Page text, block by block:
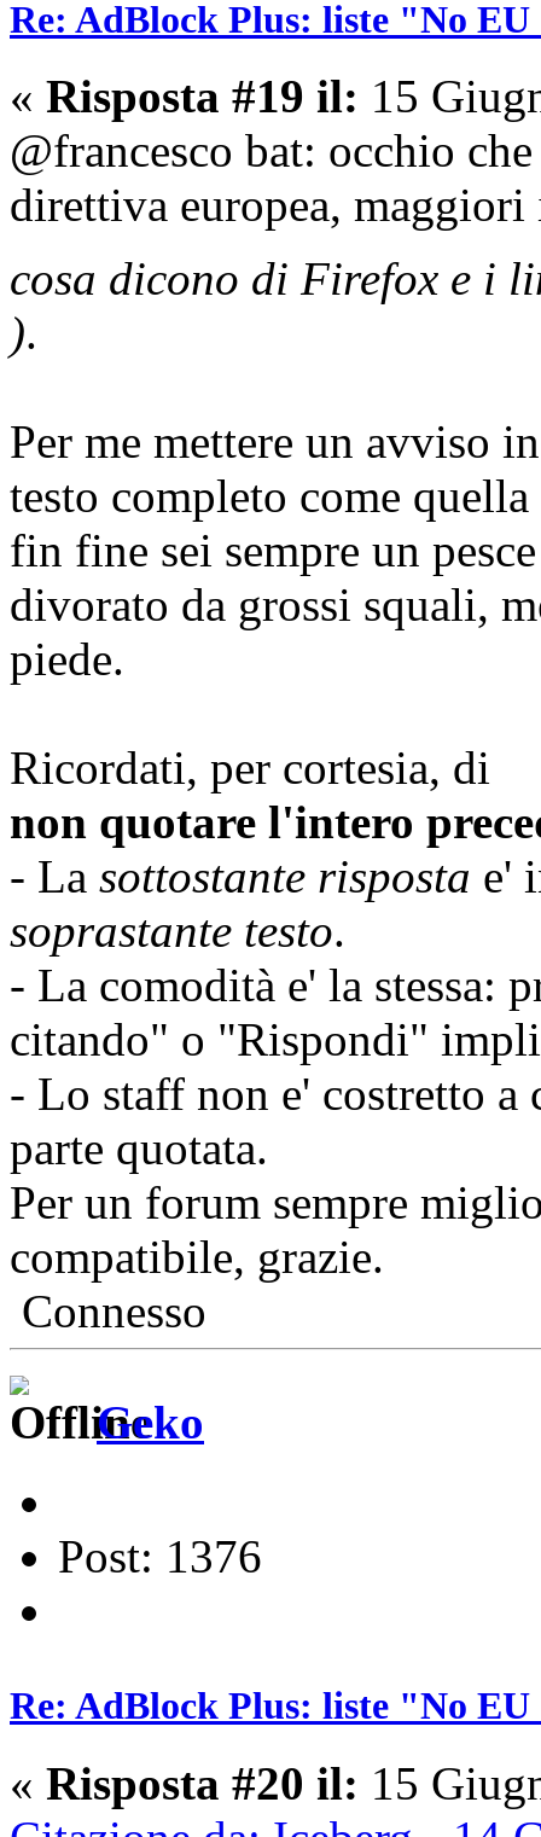
Re: AdBlock Plus: liste "No
« Risposta #19 il: 15
@francesco bat: occhio
direttiva europea,
cosa dicono di Firefox e i
).
Per me mettere un avviso
testo completo come
fin fine sei sempre un
divorato da grossi squali,
piede.
Ricordati, per cortesia, di
non quotare l'intero
- La sottostante risposta e'
soprastante testo.
- La comodità e' la stessa:
citando" o "Rispondi"
- Lo staff non e' costretto a
parte quotata.
Per un forum sempre
compatibile, grazie.
Connesso
Geko
Post: 1376
Re: AdBlock Plus: liste "No
« Risposta #20 il: 15